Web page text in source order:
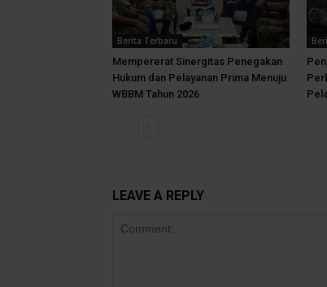
Berita Terbaru
Mempererat Sinergitas Penegakan
Hukum dan Pelayanan Prima Menuju
WBBM Tahun 2026
LEAVE A REPLY